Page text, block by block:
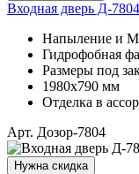
Входная дверь Д-
Напыление и
Гидрофобная
Размеры под
1980х790 мм
Отделка в
Арт. Дозор-7804
Нужна скидка